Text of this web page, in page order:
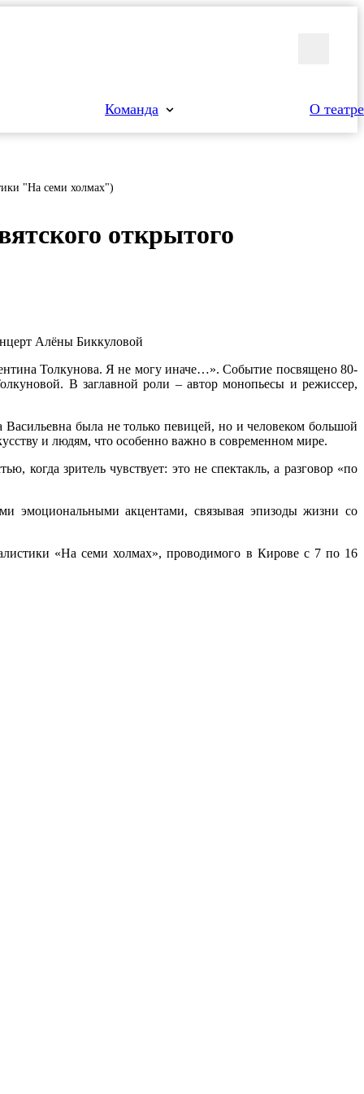
Команда О театре
"На семи холмах")
от­кры­то­го
Алёны Биккуловой
Толкунова. Я не могу иначе…». Событие посвящено 80-
В заглавной роли – автор монопьесы и режиссер,
была не только певицей, но и человеком большой
и людям, что особенно важно в современном мире.
когда зритель чувствует: это не спектакль, а разговор «по
эмоциональными акцентами, связывая эпизоды жизни со
«На семи холмах», проводимого в Кирове с 7 по 16